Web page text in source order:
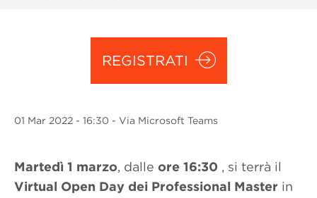
REGISTRATI
01 Mar 2022 - 16:30 - Via Microsoft Teams
Martedì 1 marzo, dalle ore 16:30 , si terrà il
Virtual Open Day dei Professional Master in